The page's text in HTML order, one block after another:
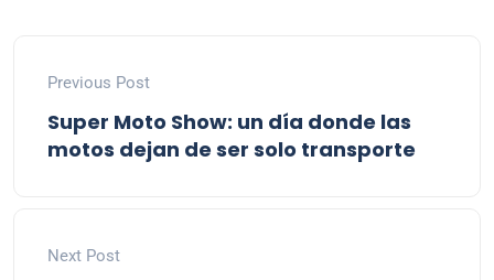
Previous Post
Super Moto Show: un día donde las
motos dejan de ser solo transporte
Next Post